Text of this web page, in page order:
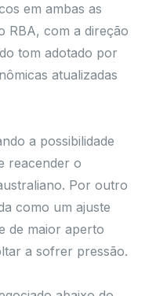
em ambas as
RBA, com a direção
tom adotado por
atualizadas
a possibilidade
reacender o
Por outro
como um ajuste
de maior aperto
a sofrer pressão.